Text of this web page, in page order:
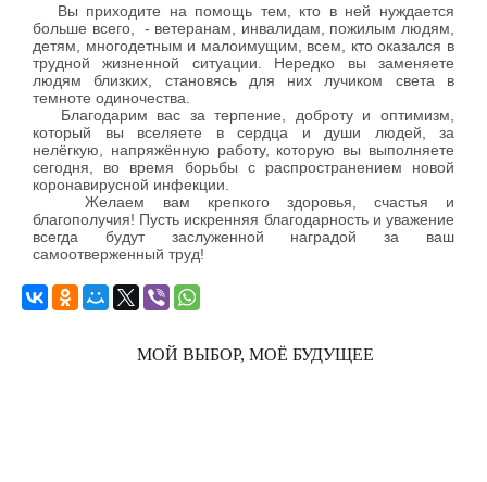
Вы приходите на помощь тем, кто в ней нуждается
больше всего, - ветеранам, инвалидам, пожилым людям,
детям, многодетным и малоимущим, всем, кто оказался в
трудной жизненной ситуации. Нередко вы заменяете
людям близких, становясь для них лучиком света в
темноте одиночества.
Благодарим вас за терпение, доброту и оптимизм,
который вы вселяете в сердца и души людей, за
нелёгкую, напряжённую работу, которую вы выполняете
сегодня, во время борьбы с распространением новой
коронавирусной инфекции.
Желаем вам крепкого здоровья, счастья и
благополучия! Пусть искренняя благодарность и уважение
всегда будут заслуженной наградой за ваш
самоотверженный труд!
МОЙ ВЫБОР, МОЁ БУДУЩЕЕ